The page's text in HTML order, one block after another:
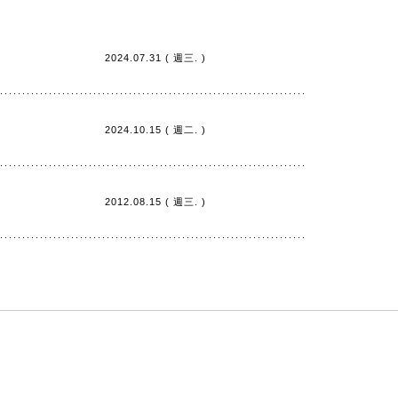
2024.07.31 ( 週三. )
2024.10.15 ( 週二. )
2012.08.15 ( 週三. )